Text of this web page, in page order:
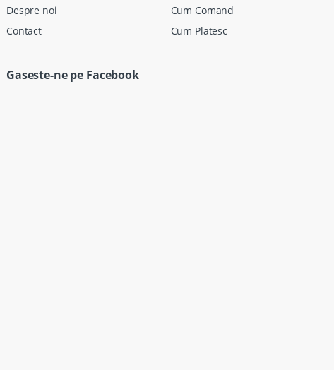
Despre noi
Contact
Cum Comand
Cum Platesc
Gaseste-ne pe Facebook